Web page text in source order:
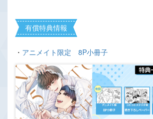
有償特典情報
・ アニメイト限定 8P小冊子